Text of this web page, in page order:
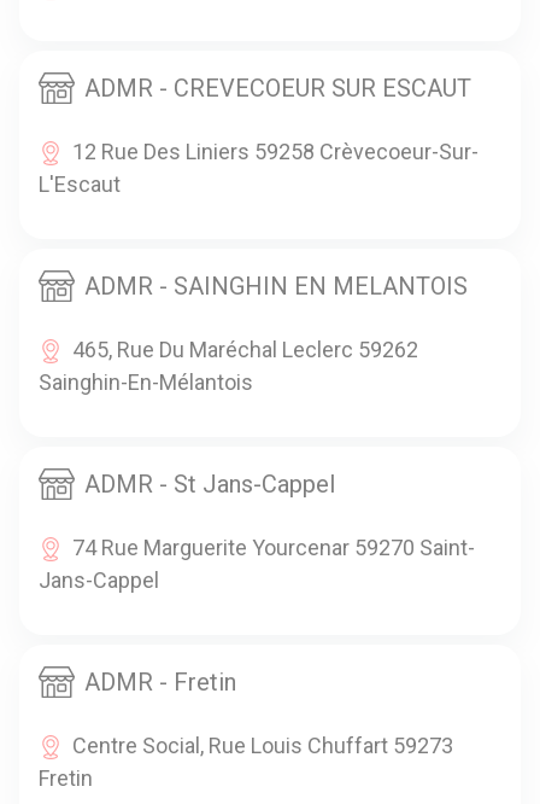
ADMR - CREVECOEUR SUR ESCAUT
12 Rue Des Liniers 59258 Crèvecoeur-Sur-
L'Escaut
ADMR - SAINGHIN EN MELANTOIS
465, Rue Du Maréchal Leclerc 59262
Sainghin-En-Mélantois
ADMR - St Jans-Cappel
74 Rue Marguerite Yourcenar 59270 Saint-
Jans-Cappel
ADMR - Fretin
Centre Social, Rue Louis Chuffart 59273
Fretin